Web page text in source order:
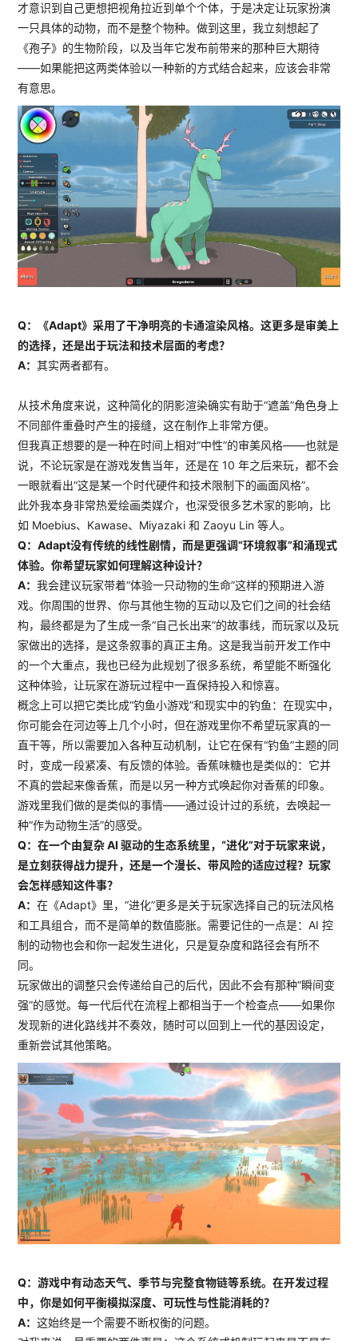
才意识到自己更想把视角拉近到单个个体，于是决定让玩家扮演
一只具体的动物，而不是整个物种。做到这里，我立刻想起了
《孢子》的生物阶段，以及当年它发布前带来的那种巨大期待
——如果能把这两类体验以一种新的方式结合起来，应该会非常
有意思。
Q：《Adapt》采用了干净明亮的卡通渲染风格。这更多是审美上
的选择，还是出于玩法和技术层面的考虑？
A：其实两者都有。
从技术角度来说，这种简化的阴影渲染确实有助于“遮盖”角色身上
不同部件重叠时产生的接缝，这在制作上非常方便。
但我真正想要的是一种在时间上相对“中性”的审美风格——也就是
说，不论玩家是在游戏发售当年，还是在 10 年之后来玩，都不会
一眼就看出“这是某一个时代硬件和技术限制下的画面风格”。
此外我本身非常热爱绘画类媒介，也深受很多艺术家的影响，比
如 Moebius、Kawase、Miyazaki 和 Zaoyu Lin 等人。
Q：Adapt没有传统的线性剧情，而是更强调“环境叙事”和涌现式
体验。你希望玩家如何理解这种设计？
A：我会建议玩家带着“体验一只动物的生命”这样的预期进入游
戏。你周围的世界、你与其他生物的互动以及它们之间的社会结
构，最终都是为了生成一条“自己长出来”的故事线，而玩家以及玩
家做出的选择，是这条叙事的真正主角。这是我当前开发工作中
的一个大重点，我也已经为此规划了很多系统，希望能不断强化
这种体验，让玩家在游玩过程中一直保持投入和惊喜。
概念上可以把它类比成“钓鱼小游戏”和现实中的钓鱼：在现实中，
你可能会在河边等上几个小时，但在游戏里你不希望玩家真的一
直干等，所以需要加入各种互动机制，让它在保有“钓鱼”主题的同
时，变成一段紧凑、有反馈的体验。香蕉味糖也是类似的：它并
不真的尝起来像香蕉，而是以另一种方式唤起你对香蕉的印象。
游戏里我们做的是类似的事情——通过设计过的系统，去唤起一
种“作为动物生活”的感受。
Q：在一个由复杂 AI 驱动的生态系统里，“进化”对于玩家来说，
是立刻获得战力提升，还是一个漫长、带风险的适应过程？玩家
会怎样感知这件事？
A：在《Adapt》里，“进化”更多是关于玩家选择自己的玩法风格
和工具组合，而不是简单的数值膨胀。需要记住的一点是：AI 控
制的动物也会和你一起发生进化，只是复杂度和路径会有所不
同。
玩家做出的调整只会传递给自己的后代，因此不会有那种“瞬间变
强”的感觉。每一代后代在流程上都相当于一个检查点——如果你
发现新的进化路线并不奏效，随时可以回到上一代的基因设定，
重新尝试其他策略。
Q：游戏中有动态天气、季节与完整食物链等系统。在开发过程
中，你是如何平衡模拟深度、可玩性与性能消耗的？
A：这始终是一个需要不断权衡的问题。